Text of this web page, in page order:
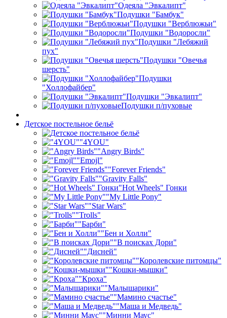
Одеяла "Эвкалипт"
Подушки "Бамбук"
Подушки "Верблюжьи"
Подушки "Водоросли"
Подушки "Лебяжий
пух"
Подушки "Овечья
шерсть"
Подушки
"Холлофайбер"
Подушки "Эвкалипт"
Подушки п/пуховые
Детское постельное бельё
"4YOU"
"Angry Birds"
"Emojl"
"Forever Friends"
"Gravity Falls"
"Hot Wheels" Гонки
"My Little Pony"
"Star Wars"
"Trolls"
"Барби"
"Бен и Холли"
"В поисках Дори"
"Дисней"
"Королевские питомцы"
"Кошки-мышки"
"Кроха"
"Малышарики"
"Мамино счастье"
"Маша и Медведь"
"Минни Маус"